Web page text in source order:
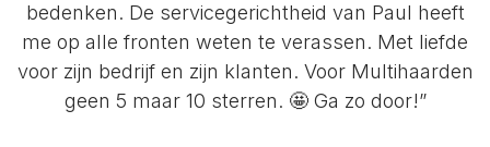
bedenken. De servicegerichtheid van Paul heeft
me op alle fronten weten te verassen. Met liefde
voor zijn bedrijf en zijn klanten. Voor Multihaarden
geen 5 maar 10 sterren. 🤩 Ga zo door!”